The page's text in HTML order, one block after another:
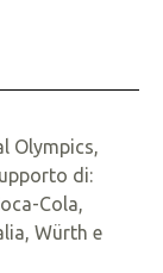
Olympics,
di:
Cola,
Würth e